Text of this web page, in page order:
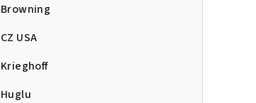
Browning
CZ USA
Krieghoff
Huglu